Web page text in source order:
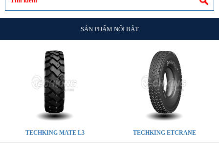
SẢN PHẨM NỔI BẬT
TECHKING MATE L3 TECHKING ETCRANE